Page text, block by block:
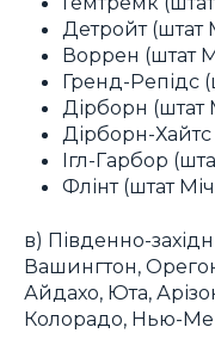
Детройт (штат
Воррен (штат
Гренд-Репідс
Дірборн (штат
Дірборн-
Ігл-Гарбор
Флінт (штат
в) Південно-
Вашингтон,
Айдахо, Юта,
Колорадо, Нью-